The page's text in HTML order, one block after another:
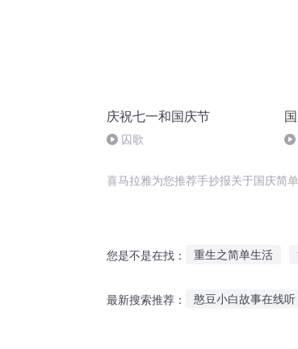
庆祝七一和国庆节
囚歌
喜马拉雅为您推荐手抄报关于国庆简
您是不是在找： 重生之简单生活
最新搜索推荐： 憨豆小白故事在线听